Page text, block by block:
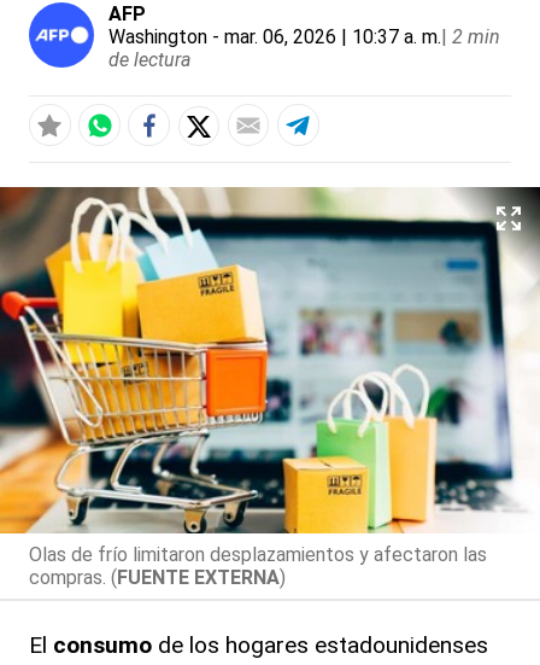
AFP
Washington - mar. 06, 2026 | 10:37 a. m.| 2 min
de lectura
Olas de frío limitaron desplazamientos y afectaron las
compras. (FUENTE EXTERNA)
El consumo de los hogares estadounidenses